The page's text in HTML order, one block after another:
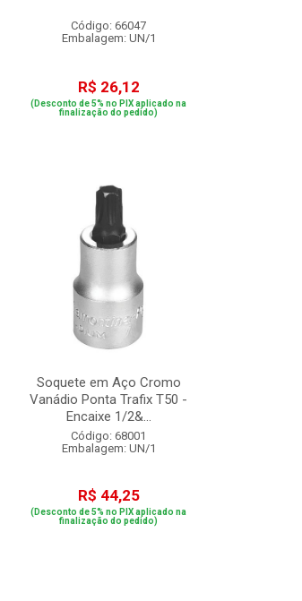
Código: 66047
Embalagem: UN/1
R$ 26,12
(Desconto de 5% no PIX aplicado na
finalização do pedido)
Soquete em Aço Cromo
Vanádio Ponta Trafix T50 -
Encaixe 1/2&...
Código: 68001
Embalagem: UN/1
R$ 44,25
(Desconto de 5% no PIX aplicado na
finalização do pedido)